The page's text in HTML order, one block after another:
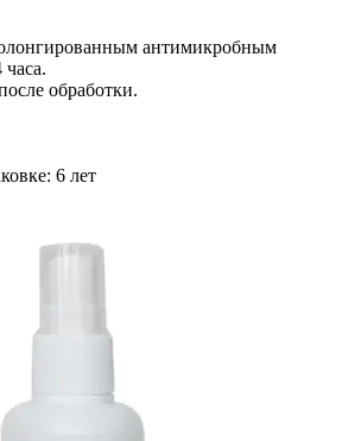
антимикробным
часа.
обработки.
: 6 лет